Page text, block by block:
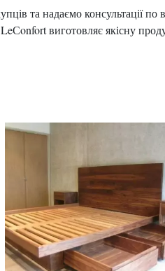
та надаємо консультації
виготовляє якісну